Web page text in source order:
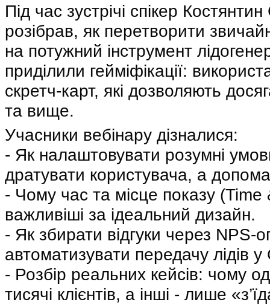
Під час зустрічі спікер
розібрав, як перетворити
на потужний інструмент
приділили гейміфікації:
скретч-карт, які дозволяють
та вище.
Учасники вебінару дізналися:
- Як налаштовувати розумні
дратувати користувача, а
- Чому час та місце показу
важливіші за ідеальний дизайн.
- Як збирати відгуки через NPS-
автоматизувати передачу лідів у
- Розбір реальних кейсів: чому
тисячі клієнтів, а інші - лише